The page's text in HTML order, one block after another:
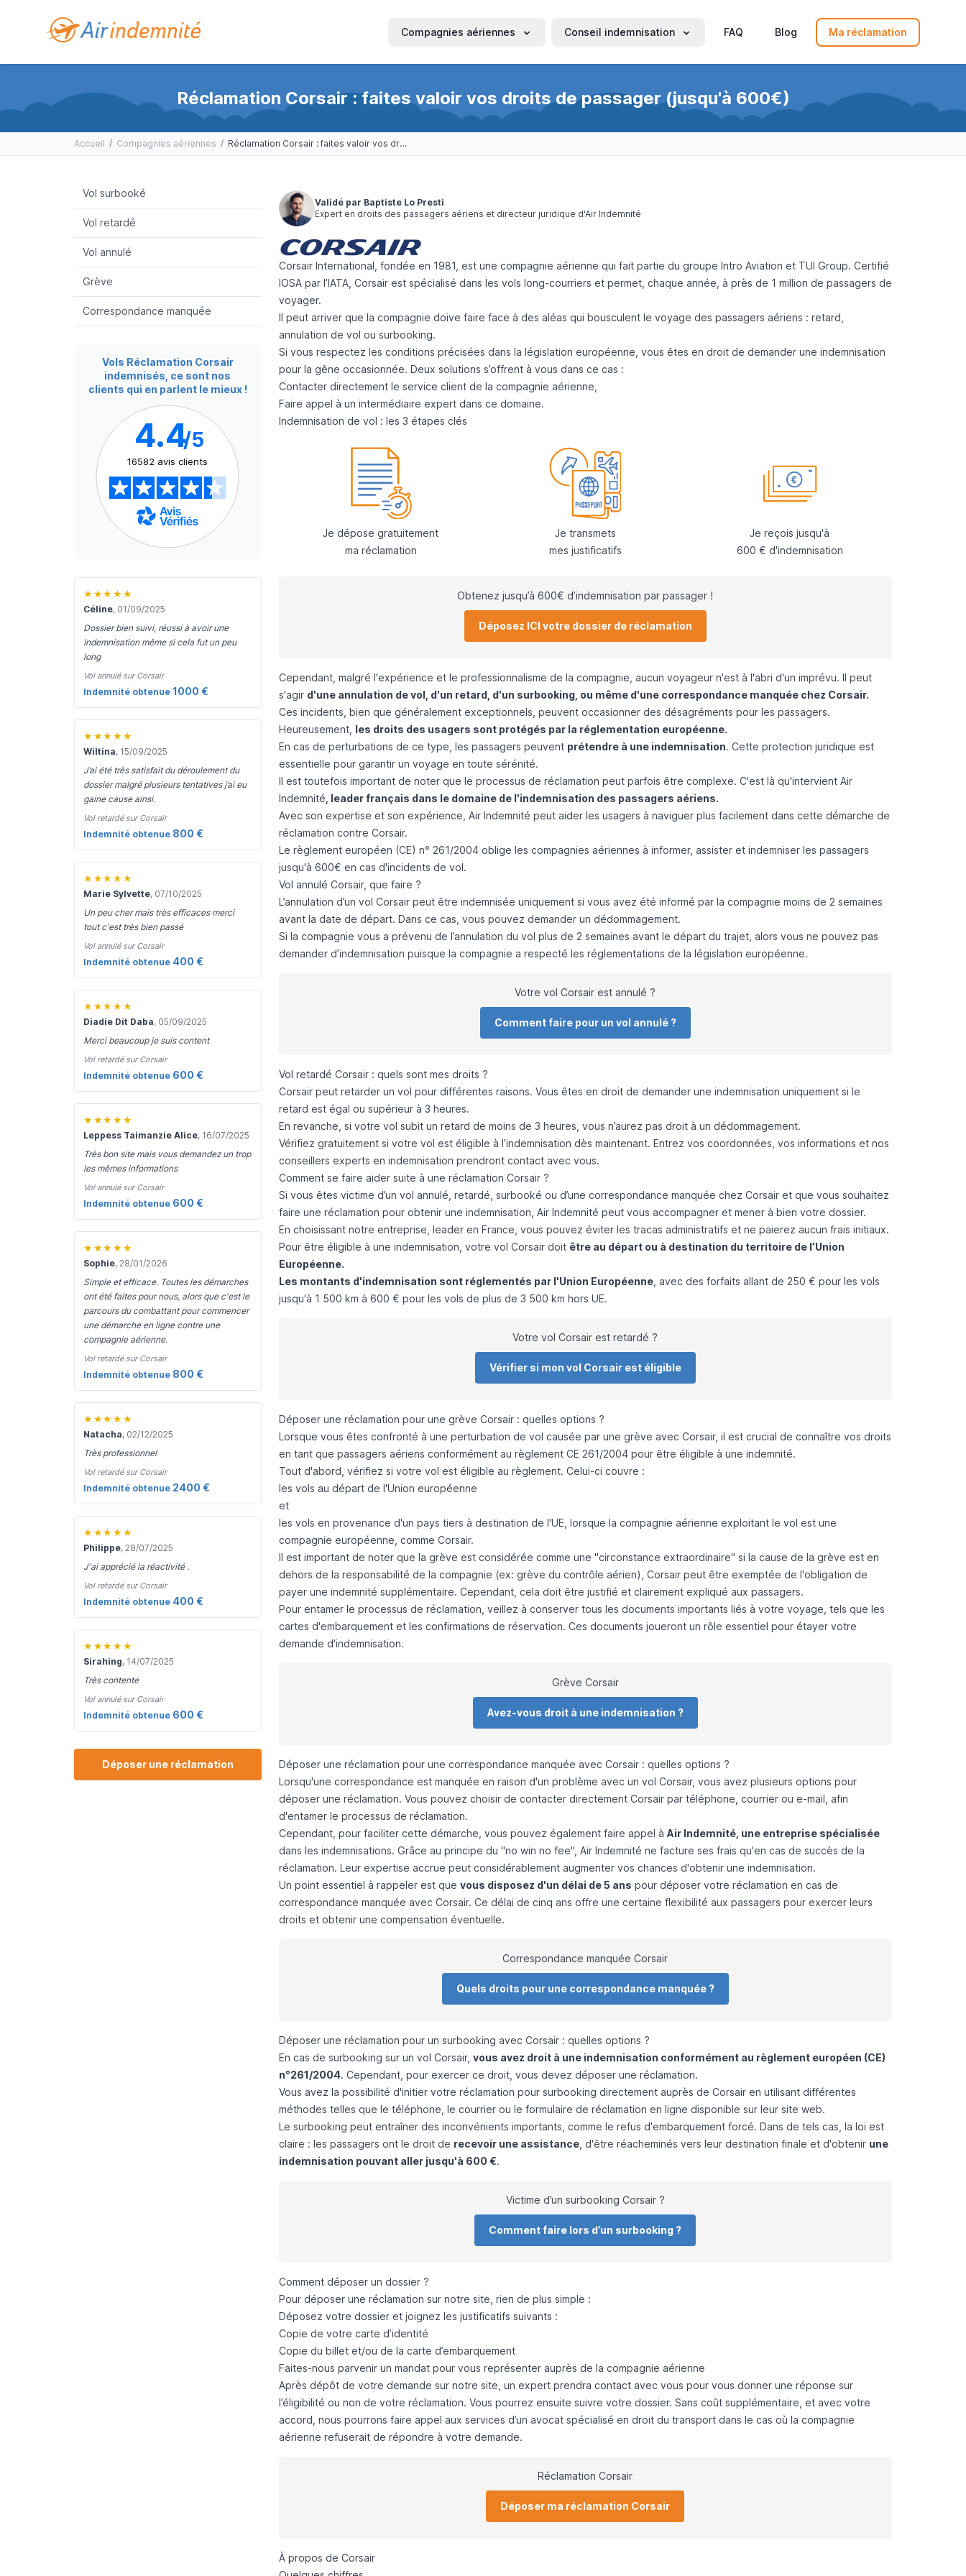
Compagnies aériennes Conseil indemnisation FAQ Blog Ma réclamation
Réclamation Corsair : faites valoir vos droits de passager (jusqu'à 600€)
Accueil / Compagnies aériennes / Réclamation Corsair : faites valoir vos droits de passager (jusqu'à 600€)
Vol surbooké
Vol retardé
Vol annulé
Grève
Correspondance manquée
Vols Réclamation Corsair
indemnisés, ce sont nos
clients qui en parlent le mieux !
4.4/5
16582 avis clients
★★★★★
Céline, 01/09/2025
Dossier bien suivi, réussi à avoir une
Indemnisation même si cela fut un peu
long
Vol annulé sur Corsair
Indemnité obtenue 1000 €
★★★★★
Wiltina, 15/09/2025
J’ai été très satisfait du déroulement du
dossier malgré plusieurs tentatives j’ai eu
gaine cause ainsi.
Vol retardé sur Corsair
Indemnité obtenue 800 €
★★★★★
Marie Sylvette, 07/10/2025
Un peu cher mais très efficaces merci
tout c'est très bien passé
Vol annulé sur Corsair
Indemnité obtenue 400 €
★★★★★
Diadie Dit Daba, 05/09/2025
Merci beaucoup je suis content
Vol retardé sur Corsair
Indemnité obtenue 600 €
★★★★★
Leppess Taimanzie Alice, 16/07/2025
Très bon site mais vous demandez un trop
les mêmes informations
Vol annulé sur Corsair
Indemnité obtenue 600 €
★★★★★
Sophie, 28/01/2026
Simple et efficace. Toutes les démarches
ont été faites pour nous, alors que c'est le
parcours du combattant pour commencer
une démarche en ligne contre une
compagnie aérienne.
Vol retardé sur Corsair
Indemnité obtenue 800 €
★★★★★
Natacha, 02/12/2025
Très professionnel
Vol retardé sur Corsair
Indemnité obtenue 2400 €
★★★★★
Philippe, 28/07/2025
J'ai apprécié la réactivité .
Vol retardé sur Corsair
Indemnité obtenue 400 €
★★★★★
Sirahing, 14/07/2025
Très contente
Vol annulé sur Corsair
Indemnité obtenue 600 €
Déposer une réclamation
Validé par Baptiste Lo Presti
Expert en droits des passagers aériens et directeur juridique d'Air Indemnité
Corsair International , fondée en 1981, est une compagnie aérienne qui fait partie du groupe Intro Aviation et TUI Group. Certifié
IOSA par l’IATA, Corsair est spécialisé dans les vols long-courriers et permet, chaque année, à près de 1 million de passagers de
voyager.
Il peut arriver que la compagnie doive faire face à des aléas qui bousculent le voyage des passagers aériens : retard,
annulation de vol ou surbooking.
Si vous respectez les conditions précisées dans la législation européenne, vous êtes en droit de demander une indemnisation
pour la gêne occasionnée. Deux solutions s’offrent à vous dans ce cas :
Contacter directement le service client de la compagnie aérienne
Faire appel à un intermédiaire expert dans ce domaine.
Indemnisation de vol : les 3 étapes clés
Je dépose gratuitement
ma réclamation
Je transmets
mes justificatifs
Je reçois jusqu'à
600 € d'indemnisation
Obtenez jusqu’à 600€ d’indemnisation par passager !
Déposez ICI votre dossier de réclamation
Cependant, malgré l'expérience et le professionnalisme de la compagnie, aucun voyageur n'est à l'abri d'un imprévu. Il peut
s'agir d'une annulation de vol, d'un retard, d'un surbooking, ou même d'une correspondance manquée chez Corsair.
Ces incidents, bien que généralement exceptionnels, peuvent occasionner des désagréments pour les passagers.
Heureusement, les droits des usagers sont protégés par la réglementation européenne.
En cas de perturbations de ce type, les passagers peuvent prétendre à une indemnisation. Cette protection juridique est
essentielle pour garantir un voyage en toute sérénité.
Il est toutefois important de noter que le processus de réclamation peut parfois être complexe. C'est là qu'intervientAir
Indemnité , leader français dans le domaine de l'indemnisation des passagers aériens.
Avec son expertise et son expérience, Air Indemnité peut aider les usagers à naviguer plus facilement dans cette démarche de
réclamation contre Corsair.
Le règlement européen (CE) n° 261/2004 oblige les compagnies aériennes à informer, assister et indemniser les passagers
jusqu'à 600€ en cas d'incidents de vol.
Vol annulé Corsair, que faire ?
L’annulation d’un vol Corsairpeut être indemnisée uniquement si vous avez été informé par la compagnie moins de 2 semaines
avant la date de départ. Dans ce cas, vous pouvez demander un dédommagement.
Si la compagnie vous a prévenu de l’annulation du vol plus de 2 semaines avant le départ du trajet, alors vous ne pouvez pas
demander d’indemnisation puisque la compagnie a respecté les réglementations de la législation européenne.
Votre vol Corsair est annulé ?
Comment faire pour un vol annulé ?
Vol retardé Corsair : quels sont mes droits ?
Corsair peut retarder un vol pour différentes raisons. Vous êtes en droit de demander une indemnisation uniquement si le
retard est égal ou supérieur à 3 heures.
En revanche, si votre vol subit un retard de moins de 3 heures, vous n’aurez pas droit à un dédommagement.
Vérifiez gratuitement si votre vol est éligible à l’indemnisation dès maintenant. Entrez vos coordonnées, vos informations et nos
conseillers experts en indemnisation prendront contact avec vous.
Comment se faire aider suite à une réclamation Corsair ?
Si vous êtes victime d’un vol annulé, retardé, surbooké ou d’une correspondance manquée chez Corsair et que vous souhaitez
faire une réclamation pour obtenir une indemnisation, Air Indemnité peut vous accompagner et mener à bien votre dossier.
En choisissant notre entreprise, leader en France, vous pouvez éviter les tracas administratifs et ne paierez aucun frais initiaux.
Pour être éligible à une indemnisation, votre vol Corsair doit être au départ ou à destination du territoire de l’Union
Européenne.
Les montants d'indemnisation sont réglementés par l'Union Européenne, avec des forfaits allant de 250 € pour les vols
jusqu'à 1 500 km à 600 € pour les vols de plus de 3 500 km hors UE.
Votre vol Corsair est retardé ?
Vérifier si mon vol Corsair est éligible
Déposer une réclamation pour une grève Corsair : quelles options ?
Lorsque vous êtes confronté à une perturbation de vol causée par une grève avec Corsair, il est crucial de connaître vos droits
en tant que passagers aériens conformément au règlement CE 261/2004 pour être éligible à une indemnité.
Tout d'abord, vérifiez si votre vol est éligible au règlement. Celui-ci couvre :
les vols au départ de l'Union européenne
et
les vols en provenance d'un pays tiers à destination de l'UE, lorsque la compagnie aérienne exploitant le vol est une
compagnie européenne, comme Corsair.
Il est important de noter que la grève est considérée comme une "circonstance extraordinaire" si la cause de la grève est en
dehors de la responsabilité de la compagnie (ex: grève du contrôle aérien), Corsair peut être exemptée de l'obligation de
payer une indemnité supplémentaire. Cependant, cela doit être justifié et clairement expliqué aux passagers.
Pour entamer le processus de réclamation, veillez à conserver tous les documents importants liés à votre voyage, tels que les
cartes d'embarquement et les confirmations de réservation. Ces documents joueront un rôle essentiel pour étayer votre
demande d'indemnisation.
Grève Corsair
Avez-vous droit à une indemnisation ?
Déposer une réclamation pour une correspondance manquée avec Corsair : quelles options ?
Lorsqu'une correspondance est manquée en raison d'un problème avec un vol Corsair, vous avez plusieurs options pour
déposer une réclamation. Vous pouvez choisir de contacter directement Corsair par téléphone, courrier ou e-mail, afin
d'entamer le processus de réclamation.
Cependant, pour faciliter cette démarche, vous pouvez également faire appel à Air Indemnité, une entreprise spécialisée
dans les indemnisations. Grâce au principe du "no win no fee", Air Indemnité ne facture ses frais qu'en cas de succès de la
réclamation. Leur expertise accrue peut considérablement augmenter vos chances d'obtenir une indemnisation.
Un point essentiel à rappeler est que vous disposez d'un délai de 5 ans pour déposer votre réclamation en cas de
correspondance manquée avec Corsair. Ce délai de cinq ans offre une certaine flexibilité aux passagers pour exercer leurs
droits et obtenir une compensation éventuelle.
Correspondance manquée Corsair
Quels droits pour une correspondance manquée ?
Déposer une réclamation pour un surbooking avec Corsair : quelles options ?
En cas de surbooking sur un vol Corsair, vous avez droit à une indemnisation conformément au règlement européen (CE)
n°261/2004. Cependant, pour exercer ce droit, vous devez déposer une réclamation.
Vous avez la possibilité d'initier votre réclamation pour surbooking directement auprès de Corsair en utilisant différentes
méthodes telles que le téléphone, le courrier ou le formulaire de réclamation en ligne disponible sur leur site web.
Le surbooking peut entraîner des inconvénients importants, comme le refus d'embarquement forcé. Dans de tels cas, la loi est
claire : les passagers ont le droit de recevoir une assistance, d'être réacheminés vers leur destination finale et d'obtenir une
indemnisation pouvant aller jusqu'à 600 €.
Victime d’un surbooking Corsair ?
Comment faire lors d’un surbooking ?
Comment déposer un dossier ?
Pour déposer une réclamation sur notre site, rien de plus simple :
Déposez votre dossieret joignez les justificatifs suivants :
Copie de votre carte d’identité
Copie du billet et/ou de la carte d’embarquement
Faites-nous parvenir un mandatpour vous représenter auprès de la compagnie aérienne
Après dépôt de votre demande sur notre site, un expert prendra contact avec vous pour vous donner une réponse sur
l’éligibilité ou non de votre réclamation. Vous pourrez ensuite suivre votre dossier. Sans coût supplémentaire, et avec votre
accord, nous pourrons faire appel aux services d’un avocat spécialisé en droit du transportdans le cas où la compagnie
aérienne refuserait de répondre à votre demande.
Réclamation Corsair
Déposer ma réclamation Corsair
À propos de Corsair